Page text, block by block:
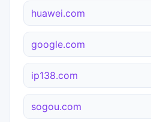
huawei.com
google.com
ip138.com
sogou.com